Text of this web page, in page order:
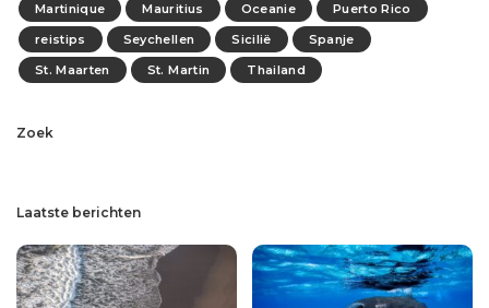
Martinique
Mauritius Oceanie
Puerto Rico
reistips
Seychellen Sicilië
Spanje
St. Maarten
St. Martin Thailand
Zoek
Laatste berichten